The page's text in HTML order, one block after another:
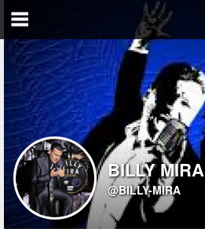
BILLY MIRA
@BILLY-MIRA